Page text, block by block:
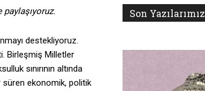
destekliyoruz.
Birleşmiş Milletler
sınırının altında
süren ekonomik, politik
Son Yazılarımız